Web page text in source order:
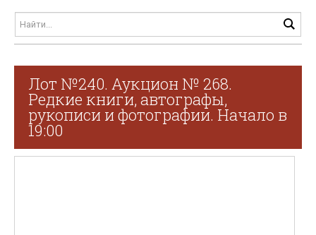
Лот №240. Аукцион № 268.
Редкие книги, автографы,
рукописи и фотографии. Начало в
19:00